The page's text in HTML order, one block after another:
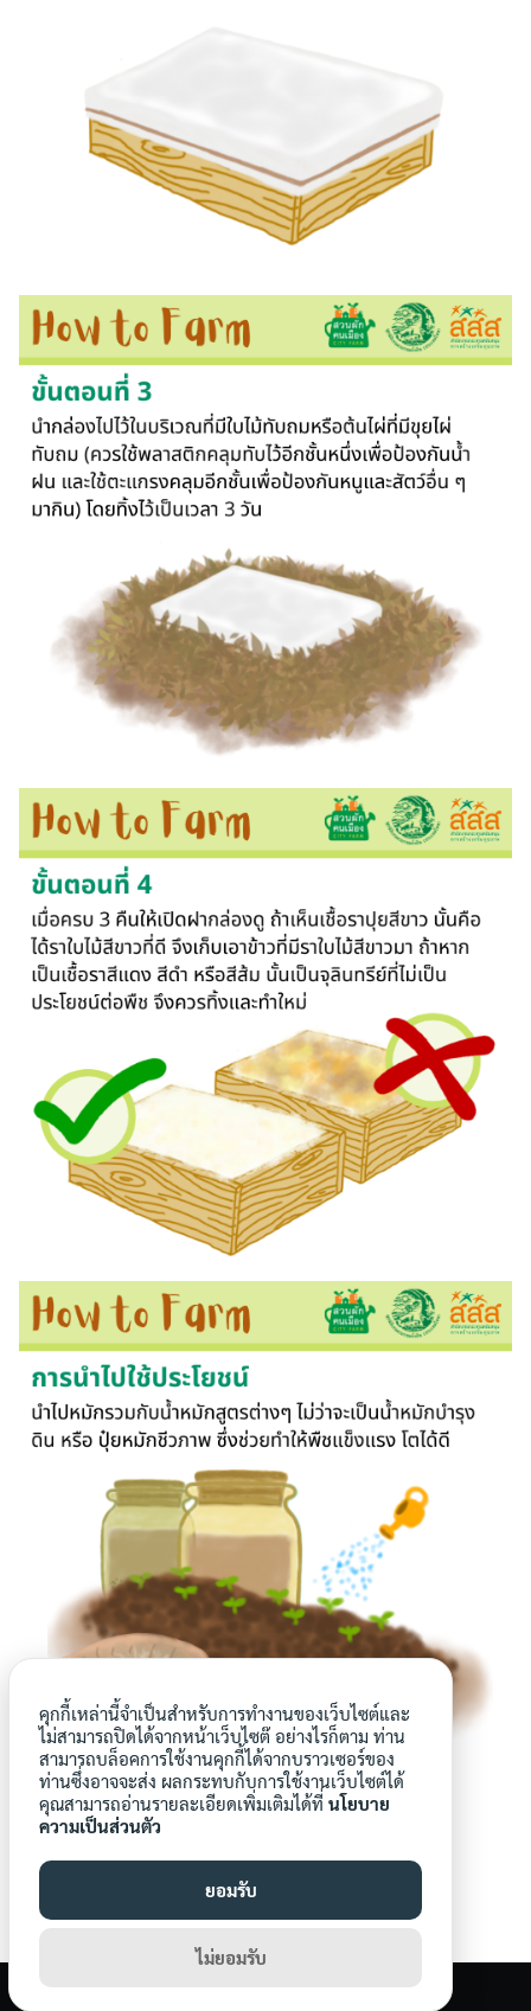
Search
for:
Search
คุกกี้เหล่านี้จำเป็นสำหรับการทำงานของเว็บไซต์และ
ไม่สามารถปิดได้จากหน้าเว็บไซต๊ อย่างไรก็ตาม ท่าน
สามารถบล็อคการใช้งานคุกกี้ได้จากบราวเซอร์ของ
ท่านซึ่งอาจจะส่ง ผลกระทบกับการใช้งานเว็บไซต์ได้
คุณสามารถอ่านรายละเอียดเพิ่มเติมได้ที่ นโยบาย
ความเป็นส่วนตัว
ยอมรับ
ไม่ยอมรับ